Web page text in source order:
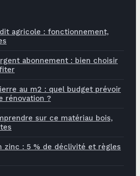
agricole : fonctionnement,
abonnement : bien choisir
au m2 : quel budget prévoir
rénovation ?
sur ce matériau bois,
zinc : 5 % de déclivité et règles